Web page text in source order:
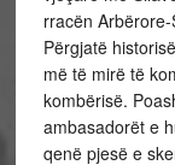
rracën
Përgjatë
më të mirë të
kombërisë.
ambasadorët e
qenë pjesë e